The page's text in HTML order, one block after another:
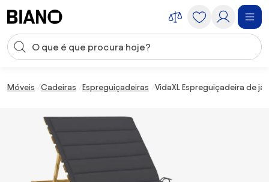
Entrada de pesquisa
Móveis Cadeiras Espreguiçadeiras VidaXL Espreguiçadeira de